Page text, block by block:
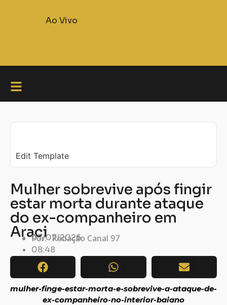
Ao Vivo
Edit Template
Mulher sobrevive após fingir
estar morta durante ataque
do ex-companheiro em
Araci
Por: Redação Canal 97
07/07/2026
08:48
mulher-finge-estar-morta-e-sobrevive-a-ataque-de-
ex-companheiro-no-interior-baiano